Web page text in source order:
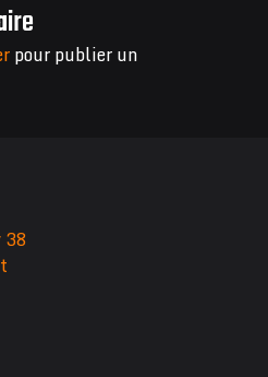
pour publier un
38